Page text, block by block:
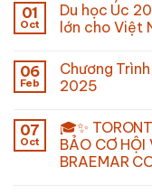
01
Oct
Du học Úc
lớn cho Việt
06
Feb
Chương
2025
07
Oct
🎓✨
BẢO CƠ HỘI
BRAEMAR